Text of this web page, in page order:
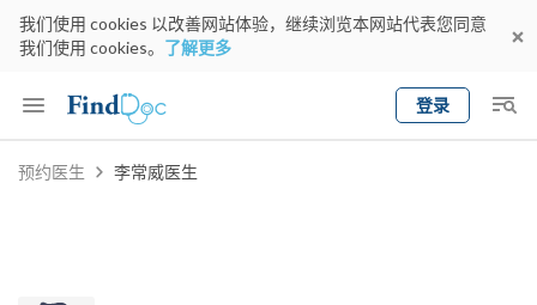
我们使用 cookies 以改善网站体验，继续浏览本网站代表您同意
我们使用 cookies。 了解更多
登录
Keyword
预约医生 李常威医生